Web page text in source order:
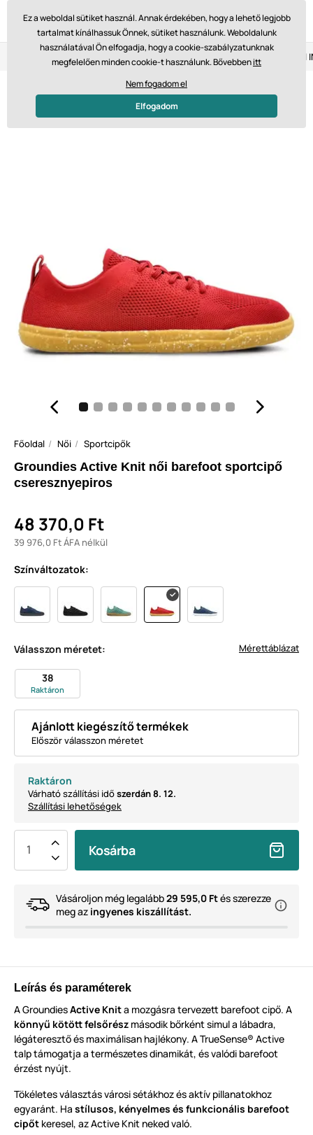
Visszaküldés 14 napon belül Gyors szállítás 61 475 Ft-tól
Főoldal Női Sportcipők
Groundies Active Knit női barefoot sportcipő
cseresznyepiros
48 370,0 Ft
39 976,0 Ft ÁFA nélkül
Színváltozatok:
Mérettáblázat
Válasszon méretet:
38
Raktáron
Ajánlott kiegészítő termékek
Először válasszon méretet
Raktáron
Várható szállítási időszerdán 8. 12.
Szállítási lehetőségek
Kosárba
Vásároljon még legalább29 595,0 Ftés szerezze
meg az ingyenes kiszállítást.
Leírás és paraméterek
A GroundiesActive Knita mozgásra tervezett barefoot cipő. A
könnyű kötött felsőrész második bőrként simul a lábadra,
légáteresztő és maximálisan hajlékony. A TrueSense® Active
talp támogatja a természetes dinamikát, és valódi barefoot
érzést nyújt.
Tökéletes választás városi sétákhoz és aktív pillanatokhoz
egyaránt. Ha stílusos, kényelmes és funkcionális barefoot
cipőt keresel, az Active Knit neked való.
Ez a weboldal sütiket használ. Annak érdekében, hogy a lehető legjobb
tartalmat kínálhassuk Önnek, sütiket használunk. Weboldalunk
használatával Ön elfogadja, hogy a cookie-szabályzatunknak
megfelelően minden cookie-t használunk. Bővebbenitt
Nem fogadom el
Elfogadom